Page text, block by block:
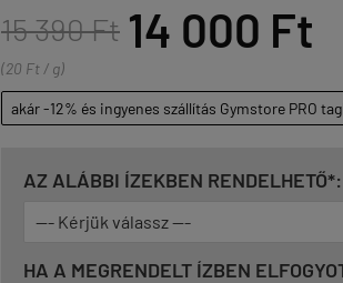
15 390 Ft 14 000 Ft
(20 Ft / g)
akár -12% és ingyenes szállítás Gymstore PRO
AZ ALÁBBI ÍZEKBEN RENDELHETŐ*:
HA A MEGRENDELT ÍZBEN